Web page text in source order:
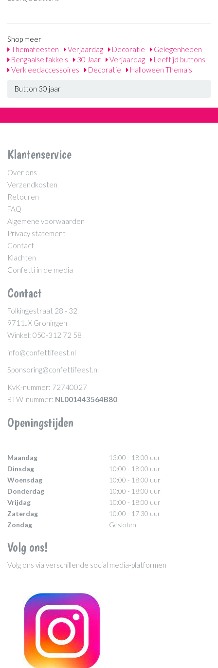
Shop meer
Themafeesten
Verjaardag Decoratie
Gelegenheden
Bengaalse fakkels
30 Jaar Verjaardag
Leeftijd buttons
Verkleedaccessoires
Decoratie Halloween Thema's
Button 30 jaar
Klantenservice
Over ons
Verzendkosten
Retouren
FAQ
Algemene voorwaarden
Privacy statement
Contact
Klachten
Confetti in de media
Contact
Folkingestraat 28 - 32
9711JX Groningen
Winkel: 050-312 72 58
info@confettifeest.nl
Sponsoring@confettifeest.nl
KvK-nummer: 72740027
BTW-nummer: NL001443564B80
Openingstijden
Maandag
13:00 - 18:00 uur
Dinsdag
10:00 - 18:00 uur
Woensdag
10:00 - 18:00 uur
Donderdag
10:00 - 18:00 uur
Vrijdag
10:00 - 18:00 uur
Zaterdag
10:00 - 17:30 uur
Zondag
Gesloten
Volg ons!
Volg ons via verschillende social media-platformen